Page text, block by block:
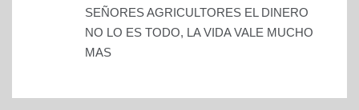
SEÑORES AGRICULTORES EL DINERO
NO LO ES TODO, LA VIDA VALE MUCHO
MAS